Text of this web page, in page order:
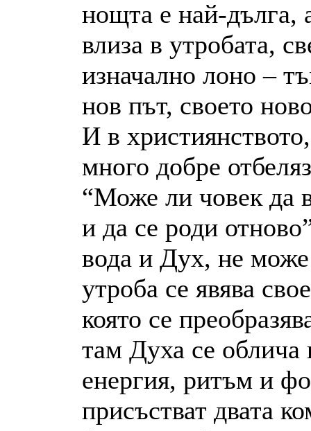
нощта е най-дълга,
влиза в утробата,
изначално лоно –
нов път, своето
И в
много добре
“Може ли човек да
и да се роди
вода и Дух, не
утроба се явява
която се
там Духа се облича
енергия, ритъм и
присъстват двата